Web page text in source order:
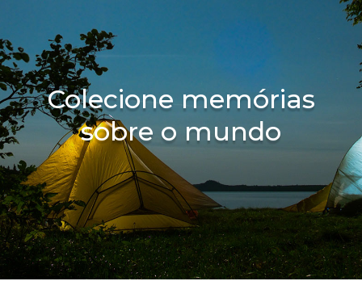
Colecione memórias
sobre o mundo